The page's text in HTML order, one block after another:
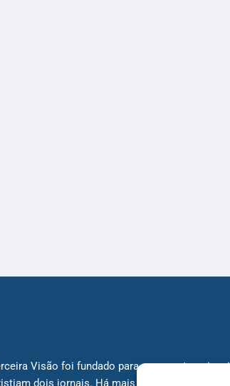
Visão foi fundado para ser uma terceira
dois jornais. Há mais de 30 anos, o